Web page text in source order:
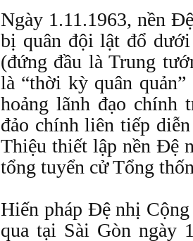
Ngày 1.11.1963, nền
bị quân đội lật đổ
(đứng đầu là Trung
là “thời kỳ quân
hoảng lãnh đạo chính
đảo chính liên tiếp
Thiệu thiết lập nền Đệ
tổng tuyển cử Tổng
Hiến pháp Đệ nhị
qua tại Sài Gòn ngày